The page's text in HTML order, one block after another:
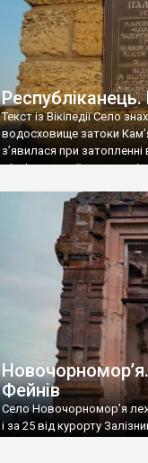
Республіканець.
Текст із Вікіпедії Село
водосховище затоки
з’явилася при
місці гирлової частини
сільський пляж. На
розташована висока
оточене ланами та
Фейнів
Село Новочорномор’я
і за 25 від курорту